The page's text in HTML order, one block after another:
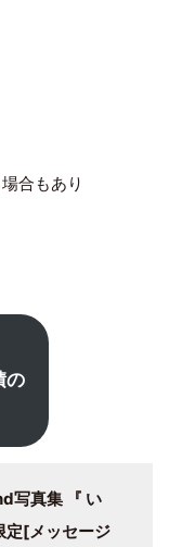
合もあり
の
写真集 『 い
定[メッセージ